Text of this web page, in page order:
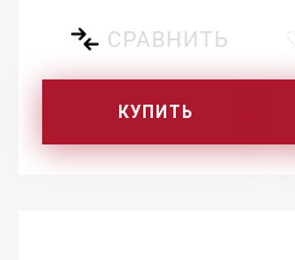
СРАВНИТЬ
КУПИТЬ